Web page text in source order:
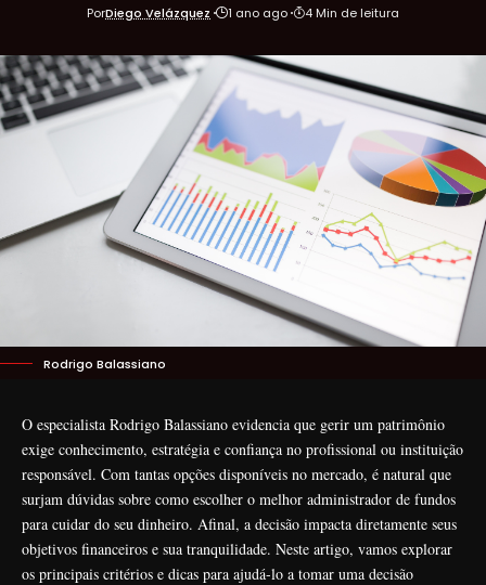
PorDiego Velázquez 1 ano ago 4 Min de leitura
Rodrigo Balassiano
O especialista Rodrigo Balassiano evidencia que gerir um patrimônio
exige conhecimento, estratégia e confiança no profissional ou instituição
responsável. Com tantas opções disponíveis no mercado, é natural que
surjam dúvidas sobre como escolher o melhor administrador de fundos
para cuidar do seu dinheiro. Afinal, a decisão impacta diretamente seus
objetivos financeiros e sua tranquilidade. Neste artigo, vamos explorar
os principais critérios e dicas para ajudá-lo a tomar uma decisão